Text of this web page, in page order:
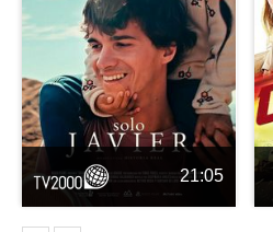
21:05